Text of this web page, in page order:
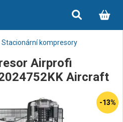
Stacionární kompresory
Airprofi
Aircraft
-13%